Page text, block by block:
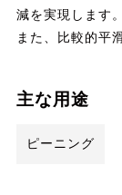
減を実現します。
また、比較的平
主な用途
ピーニング